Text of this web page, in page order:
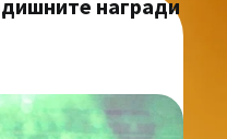
награди